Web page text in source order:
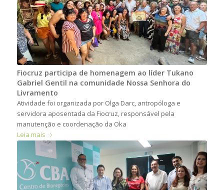
Fiocruz participa de homenagem ao líder Tukano
Gabriel Gentil na comunidade Nossa Senhora do
Livramento
Atividade foi organizada por Olga Darc, antropóloga e
servidora aposentada da Fiocruz, responsável pela
manutenção e coordenação da Oka
Leia mais